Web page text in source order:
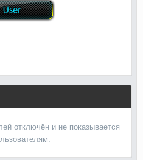
отключён и не показывается